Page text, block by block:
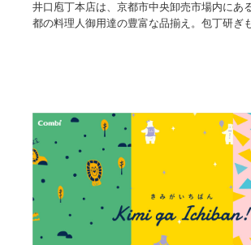
テクノロジー・AI・人工知能・スマートホーム
イン
日本伝統：着物・織物・舞踊・歌舞伎・茶道・
道
ル・ダンス
音楽・アーティスト・楽器・舞台・演劇・ミュ
ル・ダンス
芸能人・俳優・女優・タレント・モデル・芸能
芸能人・俳優・女優・タレント・モデル・芸能
キャンペーン・イベント・ワークショップ・コ
ション
井口庖丁本店は、京都市中央卸売市場内にあ
都の料理人御用達の豊富な品揃え。包丁研ぎ